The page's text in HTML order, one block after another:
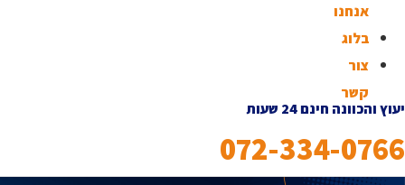
אנחנו
בלוג
צור
קשר
יעוץ והכוונה חינם 24 שעות
072-334-0766